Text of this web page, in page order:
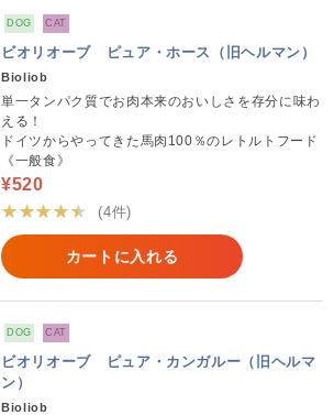
DOG CAT
ビオリオーブ ピュア・ホース（旧ヘルマン）
Bioliob
単一タンパク質でお肉本来のおいしさを存分に味わ
える！
ドイツからやってきた馬肉100％のレトルトフード
《一般食》
¥520
★★★★★
(4件)
カートに入れる
DOG CAT
ビオリオーブ ピュア・カンガルー（旧ヘルマ
ン）
Bioliob